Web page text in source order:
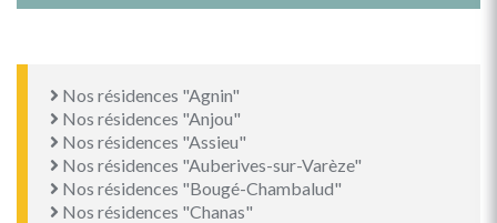
Nos résidences "Agnin"
Nos résidences "Anjou"
Nos résidences "Assieu"
Nos résidences "Auberives-sur-Varèze"
Nos résidences "Bougé-Chambalud"
Nos résidences "Chanas"